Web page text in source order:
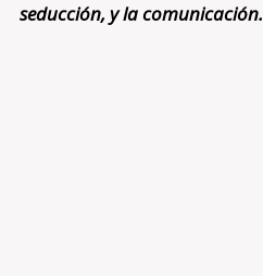
seducción, y la comunicación.